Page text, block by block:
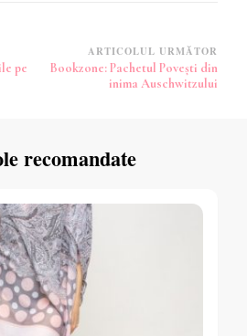
pe
ARTICOLUL URMĂTOR
Bookzone: Pachetul Povești din
inima Auschwitzului
recomandate